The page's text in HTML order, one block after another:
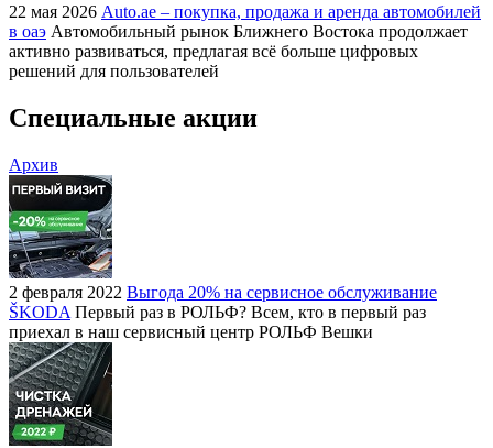
22 мая 2026 Auto.ae – покупка, продажа и аренда автомобилей
в оаэ Автомобильный рынок Ближнего Востока продолжает
активно развиваться, предлагая всё больше цифровых
решений для пользователей
Специальные акции
Архив
2 февраля 2022 Выгода 20% на сервисное обслуживание
ŠKODA Первый раз в РОЛЬФ? Всем, кто в первый раз
приехал в наш сервисный центр РОЛЬФ Вешки